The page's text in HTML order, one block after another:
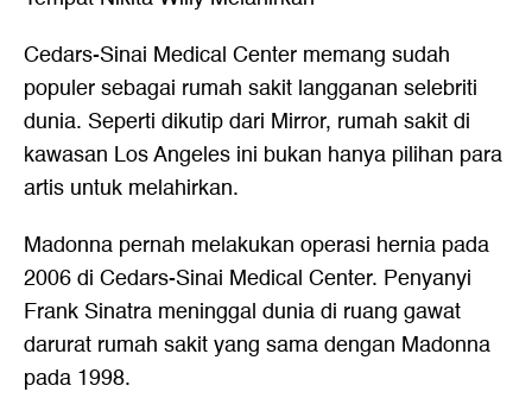
Cedars-Sinai Medical Center memang sudah
populer sebagai rumah sakit langganan selebriti
dunia. Seperti dikutip dari Mirror, rumah sakit di
kawasan Los Angeles ini bukan hanya pilihan para
artis untuk melahirkan.
Madonna pernah melakukan operasi hernia pada
2006 di Cedars-Sinai Medical Center. Penyanyi
Frank Sinatra meninggal dunia di ruang gawat
darurat rumah sakit yang sama dengan Madonna
pada 1998.